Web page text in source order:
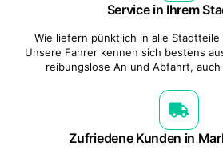
Service in Ihrem
Wie liefern pünktlich in alle
Unsere Fahrer kennen sich bestens
reibungslose An und Abfahrt,
Zufriedene Kunden in